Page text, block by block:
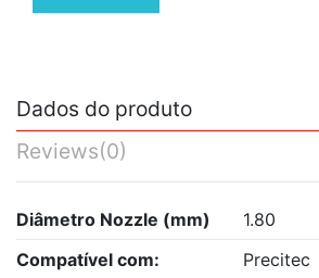
Dados do produto
Reviews(0)
Diâmetro Nozzle (mm)
1.80
Compatível com:
Precitec